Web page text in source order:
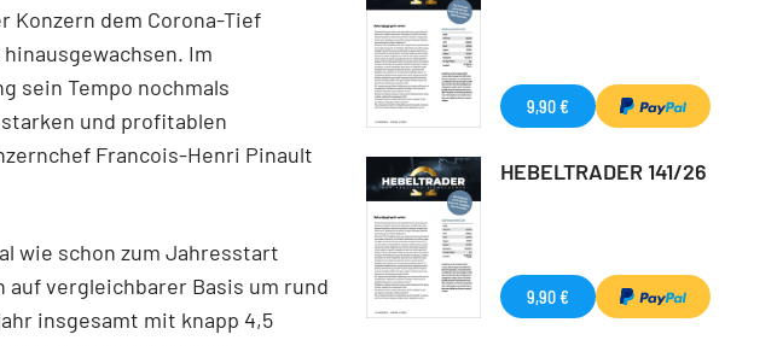
Konzern dem Corona-Tief
Im
sein Tempo nochmals
und profitablen
Francois-Henri Pinault
wie schon zum Jahresstart
auf vergleichbarer Basis um rund
insgesamt mit knapp 4,5
9,90 €
HEBELTRADER 141/26
9,90 €